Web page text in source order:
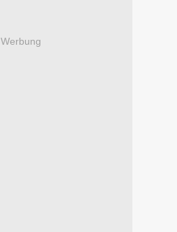
Werbung